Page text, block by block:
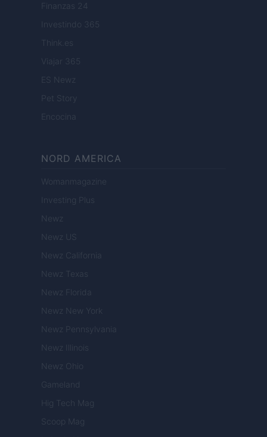
Finanzas 24
Investindo 365
Think.es
Viajar 365
ES Newz
Pet Story
Encocina
NORD AMERICA
Womanmagazine
Investing Plus
Newz
Newz US
Newz California
Newz Texas
Newz Florida
Newz New York
Newz Pennsylvania
Newz Illinois
Newz Ohio
Gameland
Hig Tech Mag
Scoop Mag